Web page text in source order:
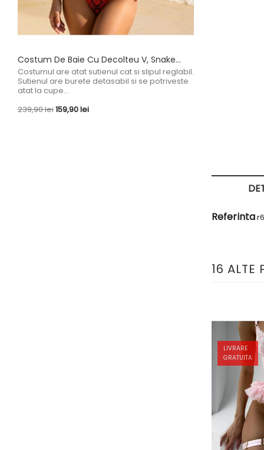
Costum De Baie Cu Decolteu V, Snake...
Costumul are atat sutienul cat si slipul reglabil.
Sutienul are burete detasabil si se potriveste
atat la cupe...
Pret
239,90 leiPret
159,90 lei
Referinta
16 ALTE
LIVRARE
GRATUITA